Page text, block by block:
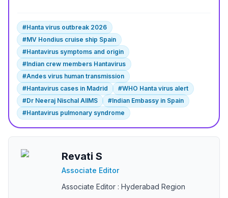
#Hanta virus outbreak 2026
#MV Hondius cruise ship Spain
#Hantavirus symptoms and origin
#Indian crew members Hantavirus
#Andes virus human transmission
#Hantavirus cases in Madrid #WHO Hanta virus alert
#Dr Neeraj Nischal AIIMS #Indian Embassy in Spain
#Hantavirus pulmonary syndrome
Revati S
Associate Editor
Associate Editor : Hyderabad Region